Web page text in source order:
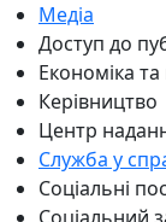
Медіа
Доступ до
Економіка
Керівництво
Центр
Служба у
Соціальні